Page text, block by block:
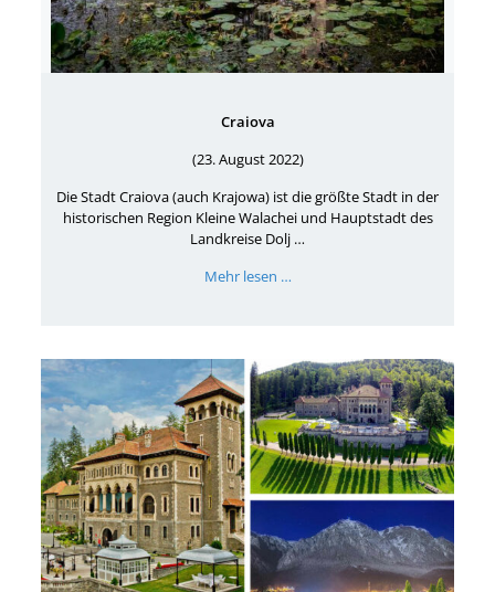
Craiova
(23. August 2022)
Die Stadt Craiova (auch Krajowa) ist die größte Stadt in der
historischen Region Kleine Walachei und Hauptstadt des
Landkreise Dolj …
Mehr lesen …